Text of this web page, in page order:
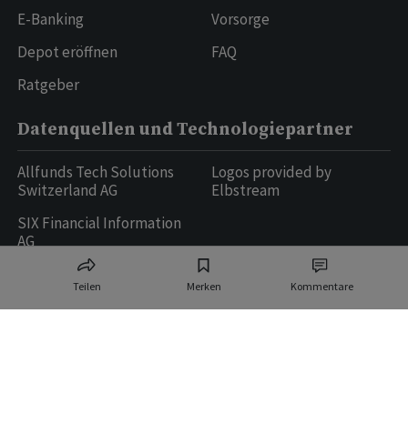
Teilen Merken Kommentare
E-Banking
Depot eröffnen
Ratgeber
Vorsorge
FAQ
Datenquellen und Technologiepartner
Allfunds Tech Solutions
Switzerland AG
SIX Financial Information
AG
Logos provided by
Elbstream
Ringier AG | Ringier Medien Schweiz